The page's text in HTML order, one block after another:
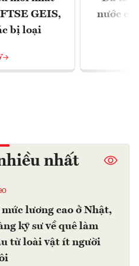
GEIS,
bị loại
nước
nhất
mức lương cao ở Nhật,
kỹ sư về quê làm
từ loài vật ít người